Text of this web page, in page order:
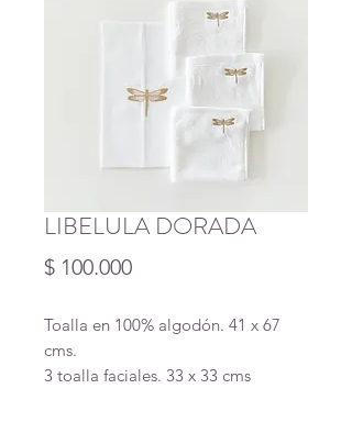
LIBELULA DORADA
$ 100.000Precio
Toalla en 100% algodón. 41 x 67
cms.
3 toalla faciales. 33 x 33 cms